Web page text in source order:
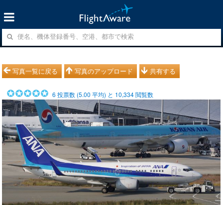
写真一覧に戻る 写真のアップロード 共有する
6 投票数 (5.00 平均) と 10,334閲覧数